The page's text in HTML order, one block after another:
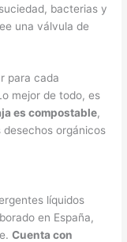
bacterias y
una válvula de
para cada
mejor de todo, es
es compostable,
desechos orgánicos
líquidos
en España,
Cuenta con